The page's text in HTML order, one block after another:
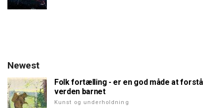
Newest
Folk fortælling - er en god måde at forstå
verden barnet
Kunst og underholdning